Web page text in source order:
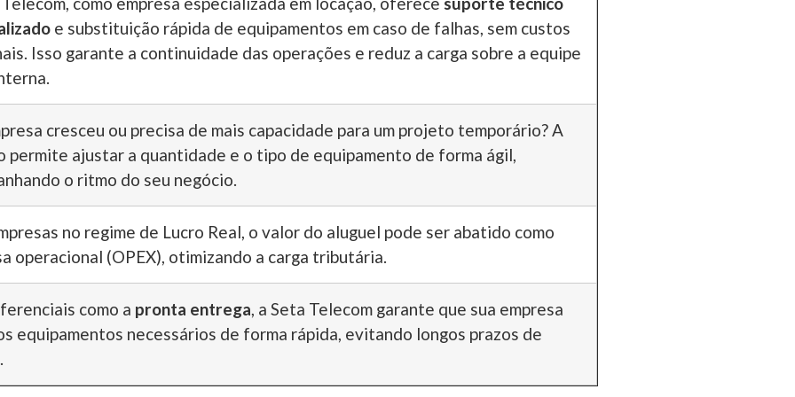
e substituição rápida de equipamentos em caso de falhas, sem custos
Isso garante a continuidade das operações e reduz a carga sobre a equipe
cresceu ou precisa de mais capacidade para um projeto temporário? A
permite ajustar a quantidade e o tipo de equipamento de forma ágil,
o ritmo do seu negócio.
no regime de Lucro Real, o valor do aluguel pode ser abatido como
operacional (OPEX), otimizando a carga tributária.
como a pronta entrega , a Seta Telecom garante que sua empresa
equipamentos necessários de forma rápida, evitando longos prazos de